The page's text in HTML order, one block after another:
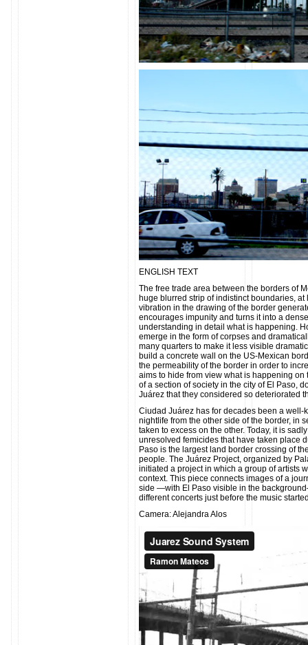
ENGLISH TEXT
The free trade area between the borders of
huge blurred strip of indistinct boundaries,
vibration in the drawing of the border
encourages impunity and turns it into a
understanding in detail what is happening.
emerge in the form of corpses and
many quarters to make it less visible
build a concrete wall on the US-Mexican
the permeability of the border in order to
aims to hide from view what is happening
of a section of society in the city of El Paso,
Juárez that they considered so deteriorated
Ciudad Juárez has for decades been a
nightlife from the other side of the border, in
taken to excess on the other. Today, it is
unresolved femicides that have taken place
Paso is the largest land border crossing of
people. The Juárez Project, organized by
initiated a project in which a group of artists
context. This piece connects images of a
side —with El Paso visible in the
different concerts just before the music
Camera: Alejandra Alos